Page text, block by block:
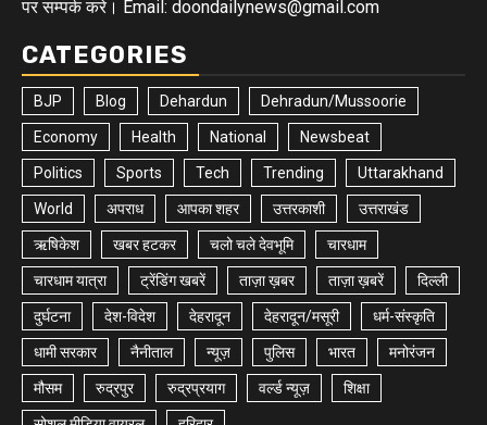
पर सम्पर्क करे। Email: doondailynews@gmail.com
CATEGORIES
BJP Blog Dehardun Dehradun/Mussoorie
Economy Health National Newsbeat
Politics Sports Tech Trending Uttarakhand
World अपराध आपका शहर उत्तरकाशी उत्तराखंड
ऋषिकेश खबर हटकर चलो चले देवभूमि चारधाम
चारधाम यात्रा ट्रेंडिंग खबरें ताज़ा ख़बर ताज़ा ख़बरें दिल्ली
दुर्घटना देश-विदेश देहरादून देहरादून/मसूरी धर्म-संस्कृति
धामी सरकार नैनीताल न्यूज़ पुलिस भारत मनोरंजन
मौसम रुद्रपुर रुद्रप्रयाग वर्ल्ड न्यूज़ शिक्षा